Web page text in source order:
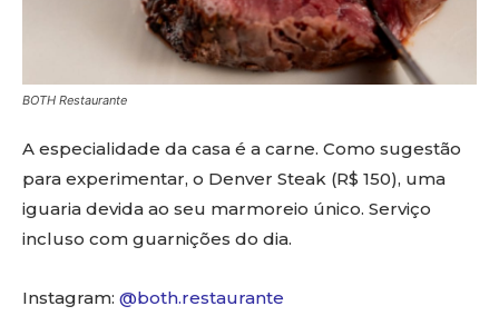
BOTH Restaurante
A especialidade da casa é a carne. Como sugestão
para experimentar, o Denver Steak (R$ 150), uma
iguaria devida ao seu marmoreio único. Serviço
incluso com guarnições do dia.
Instagram: @both.restaurante